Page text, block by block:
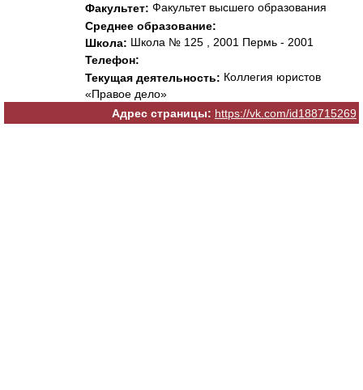
Факультет: Факультет высшего образования
Среднее образование:
Школа: Школа № 125 , 2001 Пермь - 2001
Телефон:
Текущая деятельность: Коллегия юристов
«Правое дело»
Адрес страницы: https://vk.com/id188715269